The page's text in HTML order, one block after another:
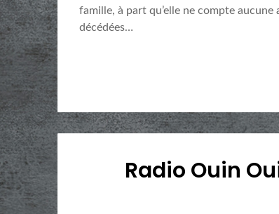
famille, à part qu’elle ne compte
décédées…
Radio Ouin